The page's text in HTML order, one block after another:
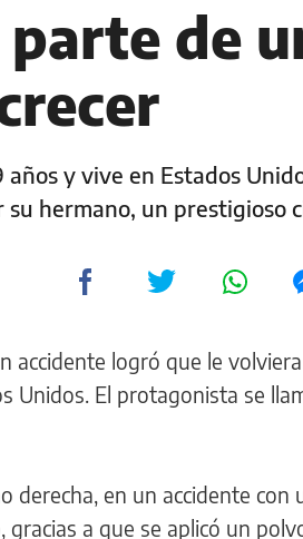
parte de
y vive en Estados
hermano, un prestigioso
logró que le volviera
Unidos. El protagonista se
derecha, en un accidente con
gracias a que se aplicó un